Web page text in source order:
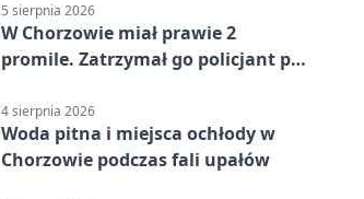
5 sierpnia 2026
W Chorzowie miał prawie 2
promile. Zatrzymał go policjant po
4 sierpnia 2026
Woda pitna i miejsca ochłody w
Chorzowie podczas fali upałów